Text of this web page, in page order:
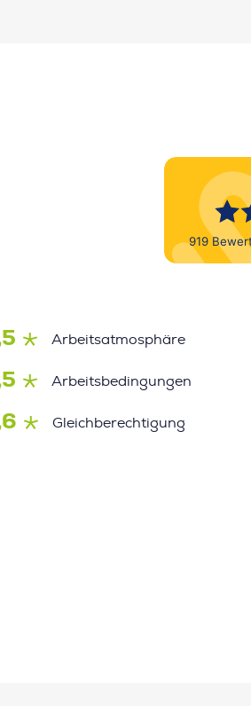
Arbeitsatmosphäre
Arbeitsbedingungen
Gleichberechtigung